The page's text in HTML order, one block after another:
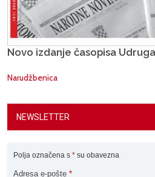
Novo izdanje časopisa
Narudžbenica
NEWSLETTER
Polja označena s * su obavezna
Adresa e-pošte *